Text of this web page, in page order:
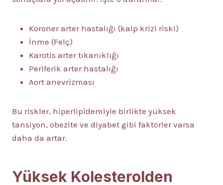
Koroner arter hastalığı (kalp krizi riski)
İnme (Felç)
Karotis arter tıkanıklığı
Periferik arter hastalığı
Aort anevrizması
Bu riskler, hiperlipidemiyle birlikte yüksek
tansiyon, obezite ve diyabet gibi faktörler varsa
daha da artar.
Yüksek Kolesterolden